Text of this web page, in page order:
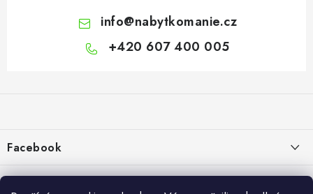
info@nabytkomanie.cz
+420 607 400 005
a
í
Facebook